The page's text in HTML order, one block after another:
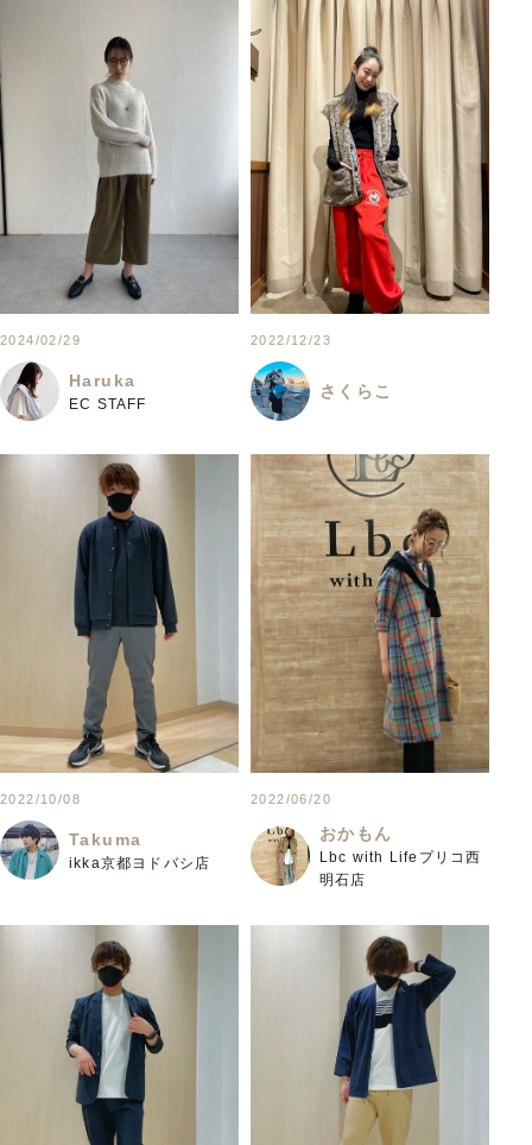
2024/02/29
Haruka
EC STAFF
2022/12/23
さくらこ
2022/10/08
Takuma
ikka京都ヨドバシ店
2022/06/20
おかもん
Lbc with Lifeプリコ西
明石店